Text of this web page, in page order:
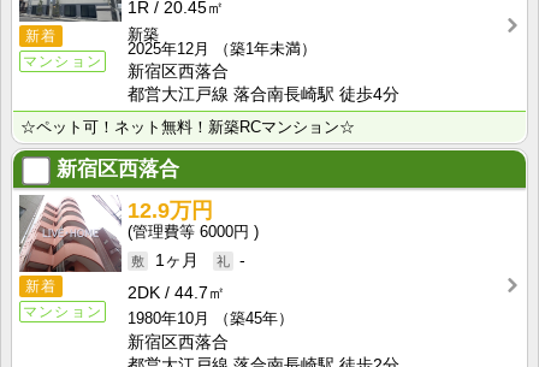
新着
マンション
1R
20.45㎡
新築
2025年12月
（築1年未満）
新宿区西落合
都営大江戸線 落合南長崎駅 徒歩4分
☆ペット可！ネット無料！新築RCマンション☆
新宿区西落合
新着
マンション
12.9万円
6000円
1ヶ月
-
2DK
44.7㎡
1980年10月
（築45年）
新宿区西落合